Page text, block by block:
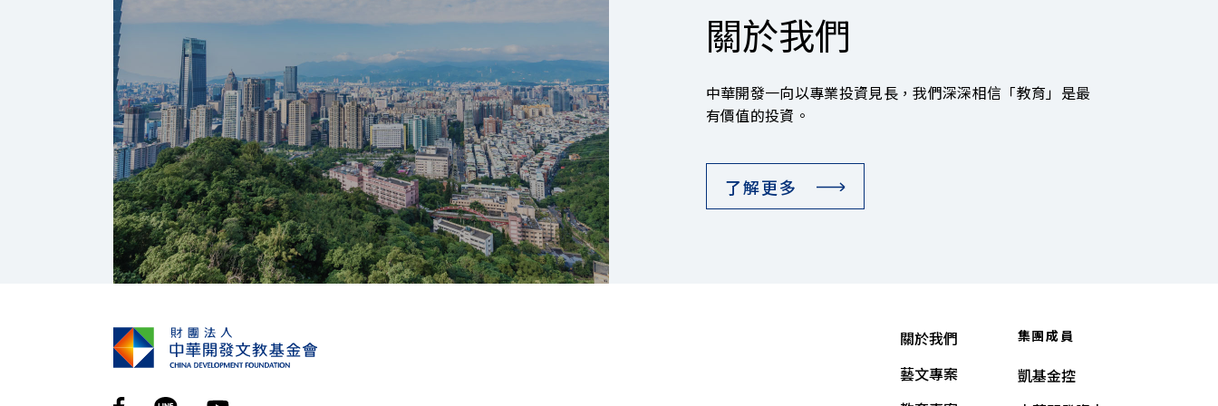
關於我們
中華開發一向以專業投資見長，我們深深相信「教育」是最
有價值的投資。
了解更多
關於我們
藝文專案
集團成員
凱基金控